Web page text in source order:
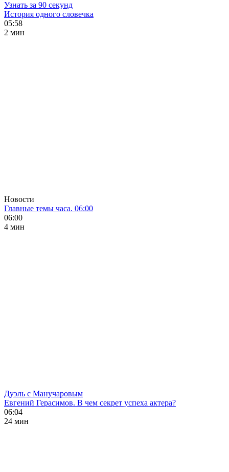
Узнать за 90 секунд
История одного словечка
05:58
2 мин
Новости
Главные темы часа. 06:00
06:00
4 мин
Дуэль с Манучаровым
Евгений Герасимов. В чем секрет успеха актера?
06:04
24 мин